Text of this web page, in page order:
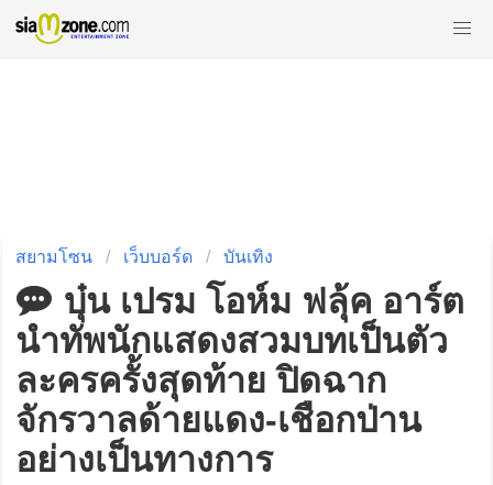
สยามโซน เว็บบอร์ด บันเทิง
บุ๋น เปรม โอห์ม ฟลุ้ค อาร์ต
นำทัพนักแสดงสวมบทเป็นตัว
ละครครั้งสุดท้าย ปิดฉาก
จักรวาลด้ายแดง-เชือกป่าน
อย่างเป็นทางการ